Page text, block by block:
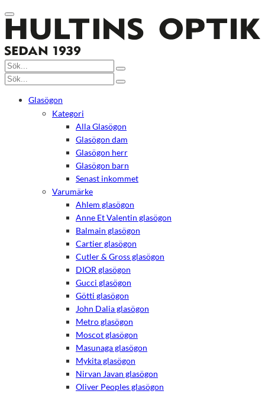
Glasögon
Kategori
Alla Glasögon
Glasögon dam
Glasögon herr
Glasögon barn
Senast inkommet
Varumärke
Ahlem glasögon
Anne Et Valentin glasögon
Balmain glasögon
Cartier glasögon
Cutler & Gross glasögon
DIOR glasögon
Gucci glasögon
Götti glasögon
John Dalia glasögon
Metro glasögon
Moscot glasögon
Masunaga glasögon
Mykita glasögon
Nirvan Javan glasögon
Oliver Peoples glasögon